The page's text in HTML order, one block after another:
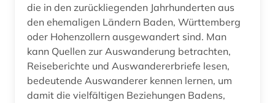
bauprodukt (3)
bausanierung (1)
baustoff (1)
die in den zurückliegenden Jahrhunderten aus
den ehemaligen Ländern Baden, Württemberg
oder Hohenzollern ausgewandert sind. Man
kann Quellen zur Auswanderung betrachten,
Reiseberichte und Auswandererbriefe lesen,
bedeutende Auswanderer kennen lernen, um
damit die vielfältigen Beziehungen Badens,